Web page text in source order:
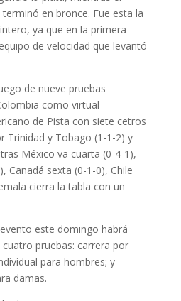
en bronce. Fue esta la
ya que en la primera
de velocidad que levantó
de nueve pruebas
como virtual
de Pista con siete cetros
Trinidad y Tobago (1-1-2) y
México va cuarta (0-4-1),
Canadá sexta (0-1-0), Chile
cierra la tabla con un
este domingo habrá
pruebas: carrera por
para hombres; y
damas.